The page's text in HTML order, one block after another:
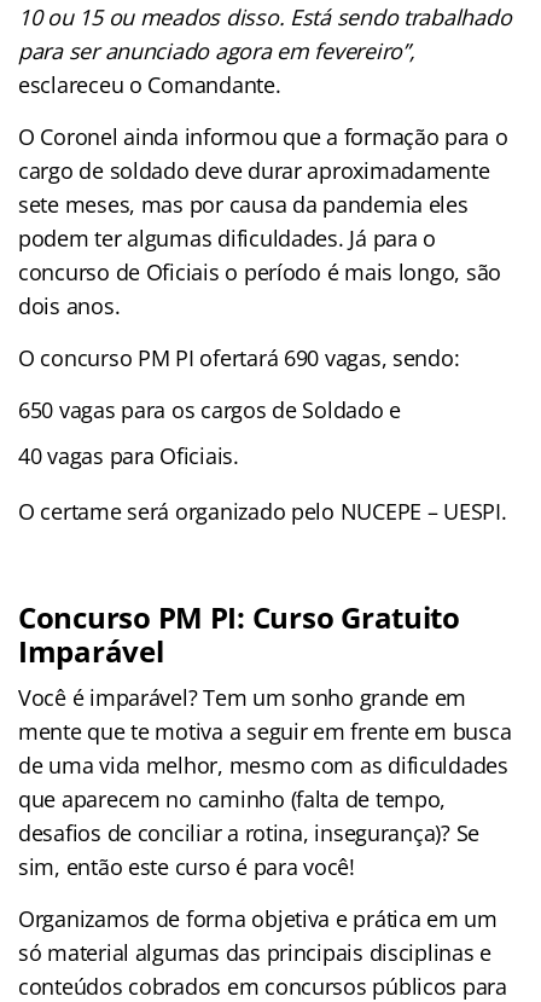
10 ou 15 ou meados disso. Está sendo trabalhado
para ser anunciado agora em fevereiro”,
esclareceu o Comandante.
O Coronel ainda informou que a formação para o
cargo de soldado deve durar aproximadamente
sete meses, mas por causa da pandemia eles
podem ter algumas dificuldades. Já para o
concurso de Oficiais o período é mais longo, são
dois anos.
O concurso PM PI ofertará 690 vagas, sendo:
650 vagas para os cargos de Soldado e
40 vagas para Oficiais.
O certame será organizado pelo NUCEPE – UESPI.
Concurso PM PI: Curso Gratuito
Imparável
Você é imparável? Tem um sonho grande em
mente que te motiva a seguir em frente em busca
de uma vida melhor, mesmo com as dificuldades
que aparecem no caminho (falta de tempo,
desafios de conciliar a rotina, insegurança)? Se
sim, então este curso é para você!
Organizamos de forma objetiva e prática em um
só material algumas das principais disciplinas e
conteúdos cobrados em concursos públicos para